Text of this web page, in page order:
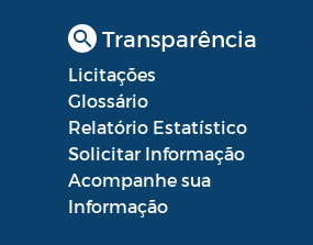
Transparência
Licitações
Glossário
Relatório Estatístico
Solicitar Informação
Acompanhe sua
Informação